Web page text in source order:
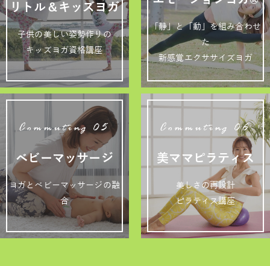
リトル＆キッズヨガ
子供の美しい姿勢作りの
キッズヨガ資格講座
「静」と「動」を組み合わせ
た
新感覚エクササイズヨガ
Commuting 05
ベビーマッサージ
ヨガとベビーマッサージの融
合
Commuting 06
美ママピラティス
美しさの再設計
ピラティス講座